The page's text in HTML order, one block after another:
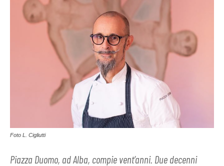
Foto L. Cigliutti
Piazza Duomo, ad Alba, compie vent’anni. Due decenni